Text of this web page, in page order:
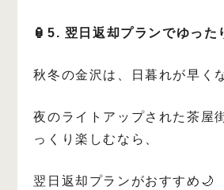
🏮5. 翌日返却プランでゆった
秋冬の金沢は、日暮れが早く
夜のライトアップされた茶屋
っくり楽しむなら、
翌日返却プランがおすすめ🌙